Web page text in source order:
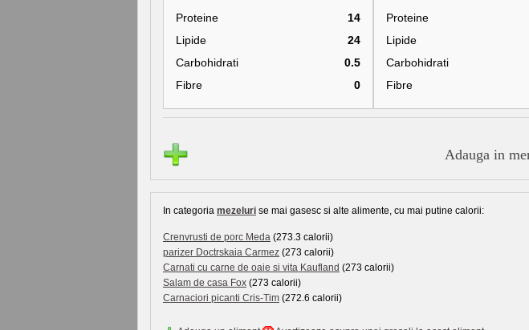
Proteine
14
Lipide
24
Carbohidrati
0.5
Fibre
0
Proteine
Lipide
Carbohidrati
Fibre
Adauga in
In categoria mezeluri se mai gasesc si alte alimente, cu mai putine calorii:
Crenvrusti de porc Meda (273.3 calorii)
parizer Doctrskaia Carmez (273 calorii)
Carnati cu carne de oaie si vita Kaufland (273 calorii)
Salam de casa Fox (273 calorii)
Carnaciori picanti Cris-Tim (272.6 calorii)